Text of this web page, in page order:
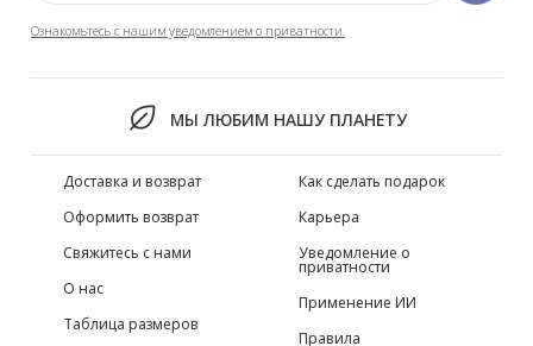
Ознакомьтесь с нашим уведомлением о приватности.
МЫ ЛЮБИМ НАШУ ПЛАНЕТУ
Доставка и возврат
Оформить возврат
Свяжитесь с нами
О нас
Таблица размеров
Как сделать подарок
Карьера
Уведомление о
приватности
Применение ИИ
Правила